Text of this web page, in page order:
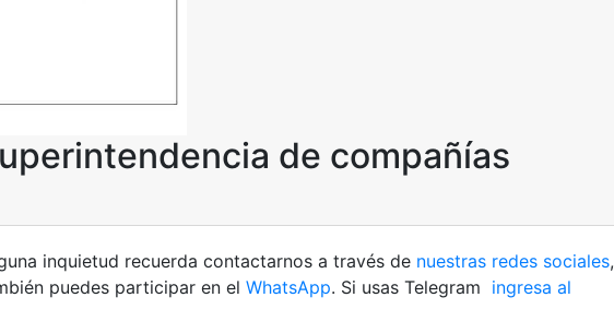
de compañías
inquietud recuerda contactarnos a través de nuestras redes sociales,
puedes participar en el WhatsApp. Si usas Telegram ingresa al